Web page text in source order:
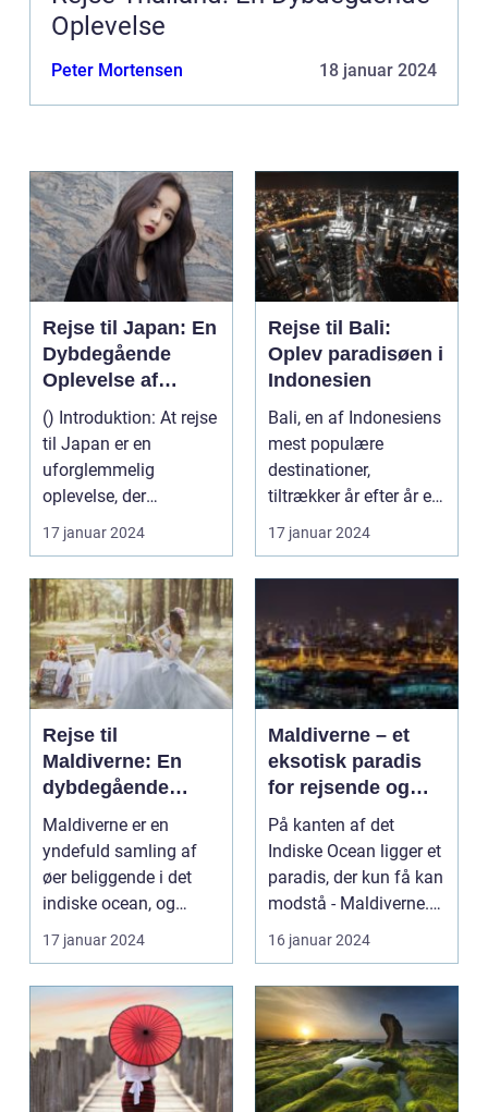
Oplevelse
Peter Mortensen 18 januar 2024
Rejse til Japan: En
Dybdegående
Oplevelse af
Kultur og Historie
() Introduktion: At rejse
til Japan er en
uforglemmelig
oplevelse, der
tilfredsstiller enhver
eventy...
17 januar 2024
Rejse til Bali:
Oplev paradisøen i
Indonesien
Bali, en af Indonesiens
mest populære
destinationer,
tiltrækker år efter år et
utal af rejsende og e...
17 januar 2024
Rejse til
Maldiverne: En
dybdegående
oplevelse af
paradisets
skønhed og
historie
Maldiverne er en
yndefuld samling af
øer beliggende i det
indiske ocean, og
tilbyder en
uforglemmeli...
17 januar 2024
Maldiverne – et
eksotisk paradis
for rejsende og
eventyrlystne
På kanten af det
Indiske Ocean ligger et
paradis, der kun få kan
modstå - Maldiverne.
Denne smukke ø...
16 januar 2024